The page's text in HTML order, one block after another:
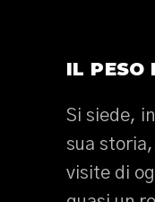
IL PESO
Si siede,
sua
visite di